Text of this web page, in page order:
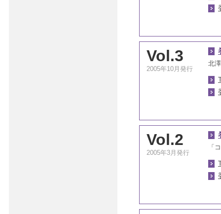
Vol.3
2005年10月発行
北
Vol.2
2005年3月発行
「